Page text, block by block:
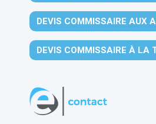
DEVIS COMMISSAIRE AUX
DEVIS COMMISSAIRE À LA